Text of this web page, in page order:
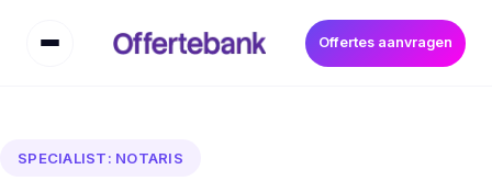
Offertes aanvragen
SPECIALIST: NOTARIS